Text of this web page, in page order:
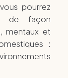
pourrez
de façon
mentaux et
: